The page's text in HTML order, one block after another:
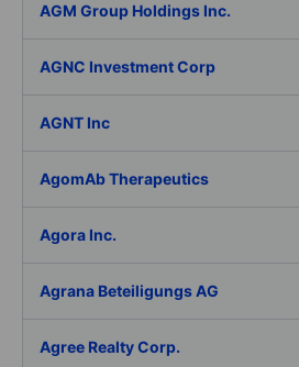
AGM Group Holdings Inc.
AGNC Investment Corp
AGNT Inc
AgomAb Therapeutics
Agora Inc.
Agrana Beteiligungs AG
Agree Realty Corp.